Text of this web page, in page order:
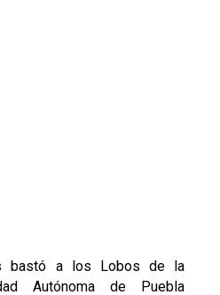
bastó a los Lobos de la
Autónoma de Puebla